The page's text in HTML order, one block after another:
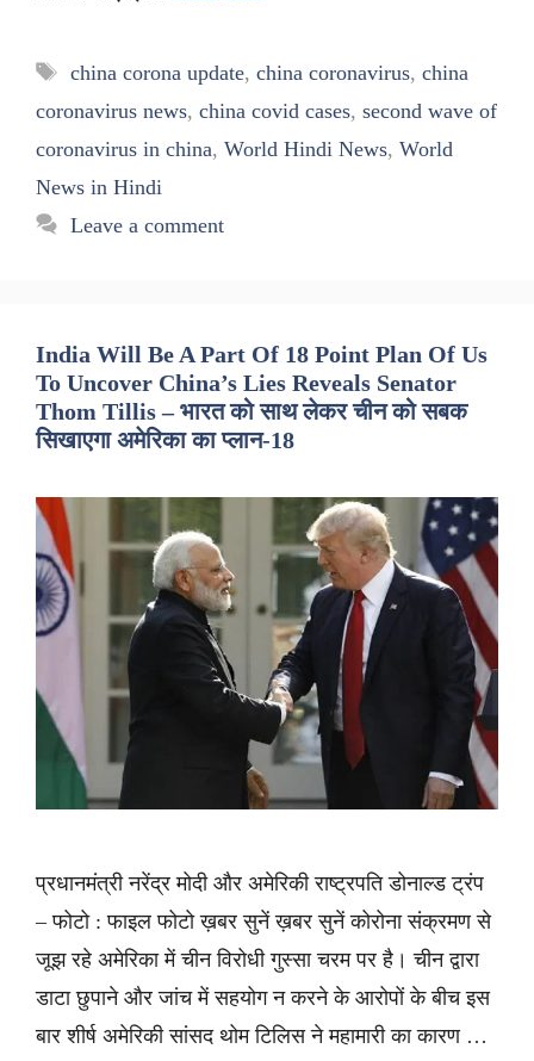
Tags
china corona update, china coronavirus, china
coronavirus news, china covid cases, second wave of
coronavirus in china, World Hindi News, World
News in Hindi
Leave a comment
India Will Be A Part Of 18 Point Plan Of Us
To Uncover China’s Lies Reveals Senator
Thom Tillis – भारत को साथ लेकर चीन को सबक
सिखाएगा अमेरिका का प्लान-18
प्रधानमंत्री नरेंद्र मोदी और अमेरिकी राष्ट्रपति डोनाल्ड ट्रंप
– फोटो : फाइल फोटो ख़बर सुनें ख़बर सुनें कोरोना संक्रमण से
जूझ रहे अमेरिका में चीन विरोधी गुस्सा चरम पर है। चीन द्वारा
डाटा छुपाने और जांच में सहयोग न करने के आरोपों के बीच इस
बार शीर्ष अमेरिकी सांसद थोम टिलिस ने महामारी का कारण …